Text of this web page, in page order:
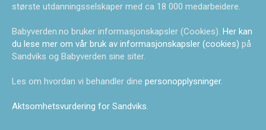
største utdanningsselskaper med ca 18 000 medarbeidere.
Babyverden.no bruker informasjonskapsler (Cookies). Her kan
du lese mer om vår bruk av informasjonskapsler (cookies) på
Sandviks og Babyverden sine siter.
Les om hvordan vi behandler dine personopplysninger.
Aktsomhetsvurdering for Sandviks.